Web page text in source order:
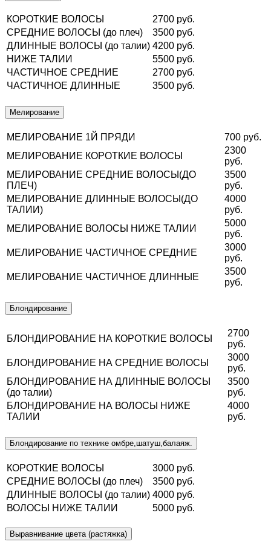
КОРОТКИЕ ВОЛОСЫ
2700 руб.
СРЕДНИЕ ВОЛОСЫ (до плеч)
3500 руб.
ДЛИННЫЕ ВОЛОСЫ (до талии) 4200 руб.
НИЖЕ ТАЛИИ
5500 руб.
ЧАСТИЧНОЕ СРЕДНИЕ
2700 руб.
ЧАСТИЧНОЕ ДЛИННЫЕ
3500 руб.
Мелирование
МЕЛИРОВАНИЕ 1Й ПРЯДИ
700 руб.
МЕЛИРОВАНИЕ КОРОТКИЕ ВОЛОСЫ
2300
руб.
МЕЛИРОВАНИЕ СРЕДНИЕ ВОЛОСЫ(ДО
ПЛЕЧ)
3500
руб.
МЕЛИРОВАНИЕ ДЛИННЫЕ ВОЛОСЫ(ДО
ТАЛИИ)
4000
руб.
МЕЛИРОВАНИЕ ВОЛОСЫ НИЖЕ ТАЛИИ
5000
руб.
МЕЛИРОВАНИЕ ЧАСТИЧНОЕ СРЕДНИЕ
3000
руб.
МЕЛИРОВАНИЕ ЧАСТИЧНОЕ ДЛИННЫЕ
3500
руб.
Блондирование
БЛОНДИРОВАНИЕ НА КОРОТКИЕ ВОЛОСЫ
2700
руб.
БЛОНДИРОВАНИЕ НА СРЕДНИЕ ВОЛОСЫ
3000
руб.
БЛОНДИРОВАНИЕ НА ДЛИННЫЕ ВОЛОСЫ
(до талии)
3500
руб.
БЛОНДИРОВАНИЕ НА ВОЛОСЫ НИЖЕ
ТАЛИИ
4000
руб.
Блондирование по технике омбре,шатуш,балаяж.
КОРОТКИЕ ВОЛОСЫ
3000 руб.
СРЕДНИЕ ВОЛОСЫ (до плеч)
3500 руб.
ДЛИННЫЕ ВОЛОСЫ (до талии) 4000 руб.
ВОЛОСЫ НИЖЕ ТАЛИИ
5000 руб.
Выравнивание цвета (растяжка)